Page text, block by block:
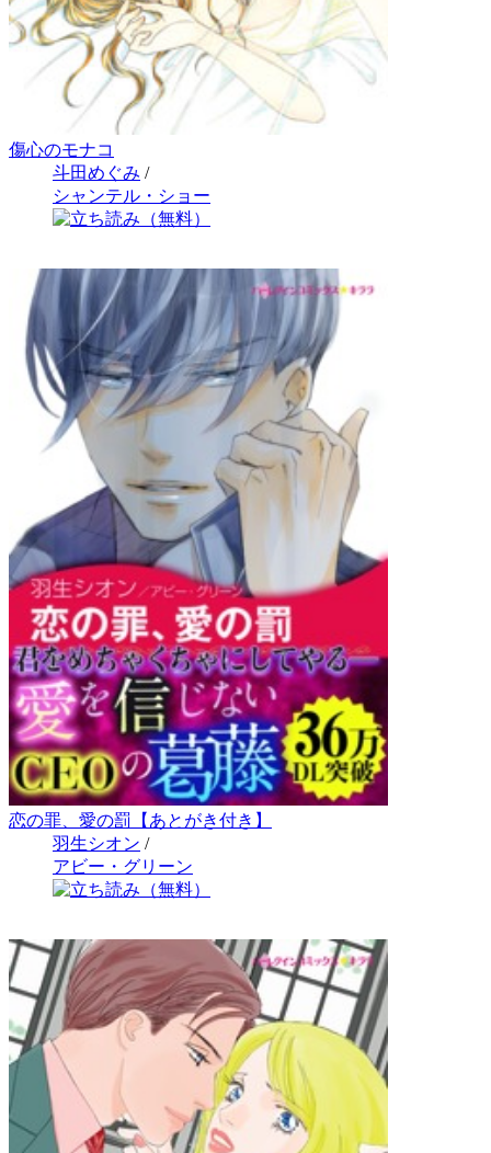
傷心のモナコ
斗田めぐみ /
シャンテル・ショー
恋の罪、愛の罰【あとがき付き】
羽生シオン /
アビー・グリーン